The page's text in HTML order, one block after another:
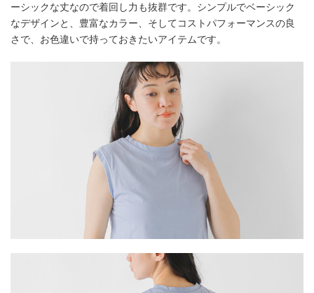
ーシックな丈なので着回し力も抜群です。シンプルでベーシック
なデザインと、豊富なカラー、そしてコストパフォーマンスの良
さで、お色違いで持っておきたいアイテムです。